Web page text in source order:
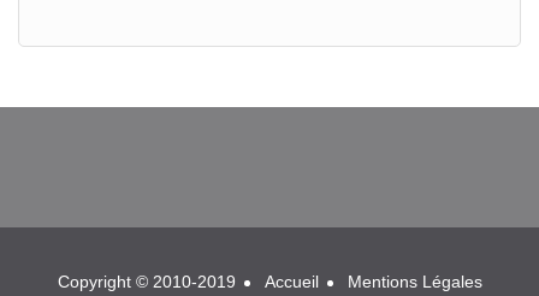
BatiWebPro
Copyright © 2010-2019 Accueil Mentions Légales